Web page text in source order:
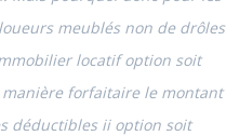
meublés non de drôles
locatif option soit
forfaitaire le montant
déductibles ii option soit